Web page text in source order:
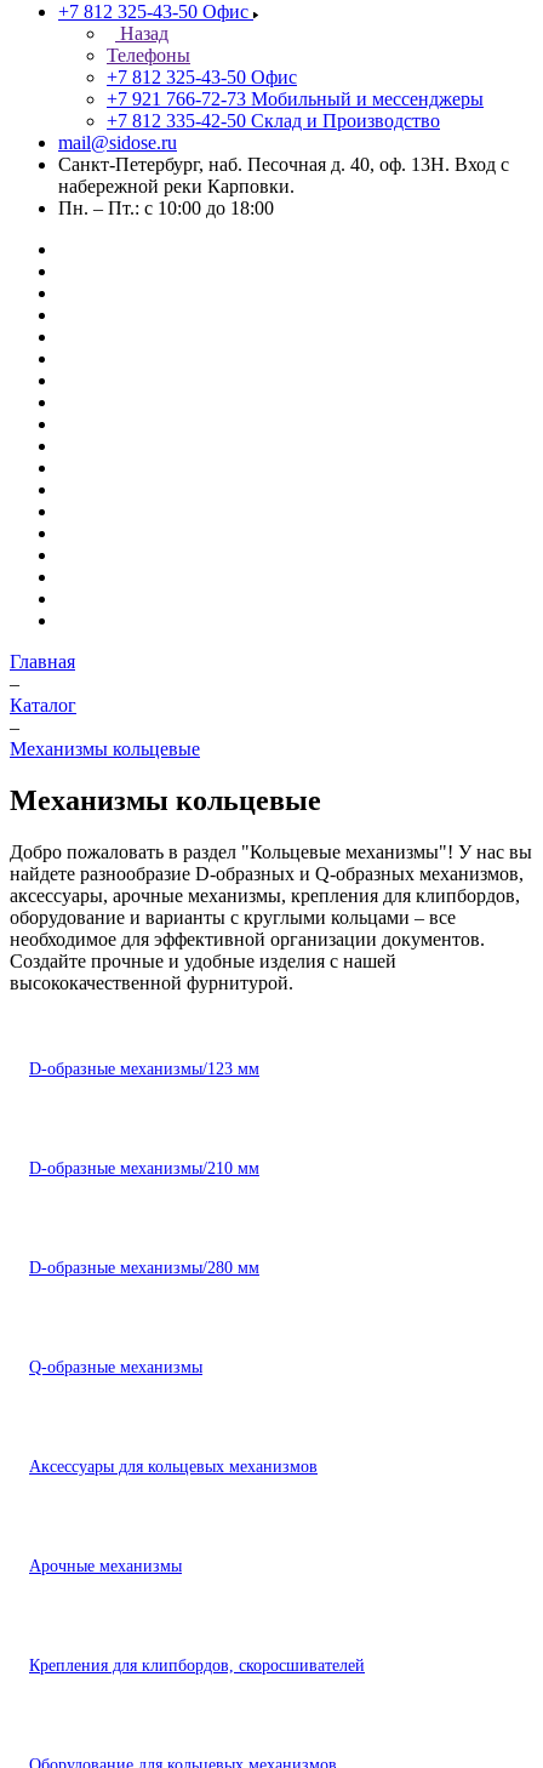
+7 812 325-43-50 Офис
Назад
Телефоны
+7 812 325-43-50 Офис
+7 921 766-72-73 Мобильный и мессенджеры
+7 812 335-42-50 Склад и Производство
mail@sidose.ru
Санкт-Петербург, наб. Песочная д. 40, оф. 13Н. Вход с
набережной реки Карповки.
Пн. – Пт.: с 10:00 до 18:00
Главная
–
Каталог
–
Механизмы кольцевые
Механизмы кольцевые
Добро пожаловать в раздел "Кольцевые механизмы"! У нас вы
найдете разнообразие D-образных и Q-образных механизмов,
аксессуары, арочные механизмы, крепления для клипбордов,
оборудование и варианты с круглыми кольцами – все
необходимое для эффективной организации документов.
Создайте прочные и удобные изделия с нашей
высококачественной фурнитурой.
D-образные механизмы/123 мм
D-образные механизмы/210 мм
D-образные механизмы/280 мм
Q-образные механизмы
Аксессуары для кольцевых механизмов
Арочные механизмы
Крепления для клипбордов, скоросшивателей